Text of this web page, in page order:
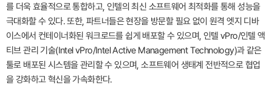
를 더욱 효율적으로 통합하고, 인텔의 최신 소프트웨어 최적화를 통해 성능을
극대화할 수 있다. 또한, 파트너들은 현장을 방문할 필요 없이 원격 엣지 디바
이스에서 컨테이너화된 워크로드를 쉽게 배포할 수 있으며, 인텔 vPro/인텔 액
티브 관리 기술(Intel vPro/Intel Active Management Technology)과 같은
툴로 배포된 시스템을 관리할 수 있으며, 소프트웨어 생태계 전반적으로 협업
을 강화하고 혁신을 가속화한다.